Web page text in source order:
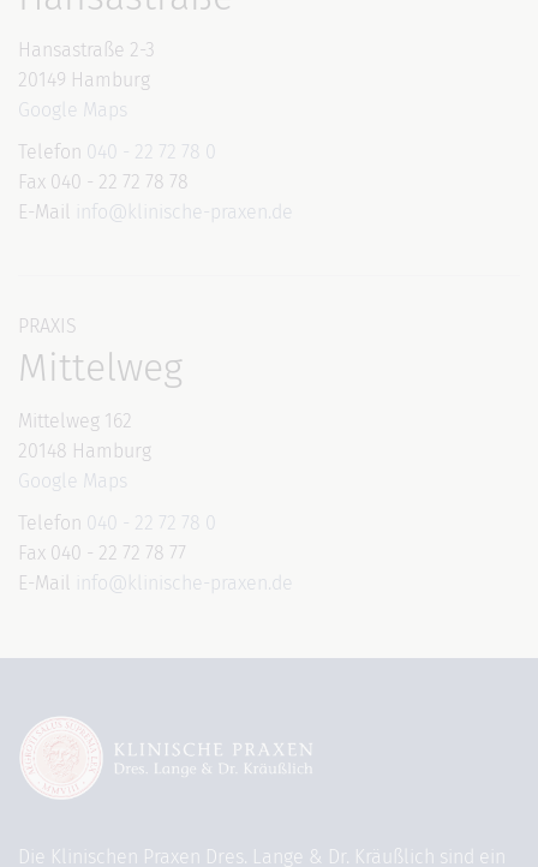
Hansastraße 2-3
20149 Hamburg
Google Maps
Telefon 040 - 22 72 78 0
Fax 040 - 22 72 78 78
E-Mail info@klinische-praxen.de
PRAXIS
Mittelweg
Mittelweg 162
20148 Hamburg
Google Maps
Telefon 040 - 22 72 78 0
Fax 040 - 22 72 78 77
E-Mail info@klinische-praxen.de
Die Klinischen Praxen Dres. Lange & Dr. Kräußlich sind ein